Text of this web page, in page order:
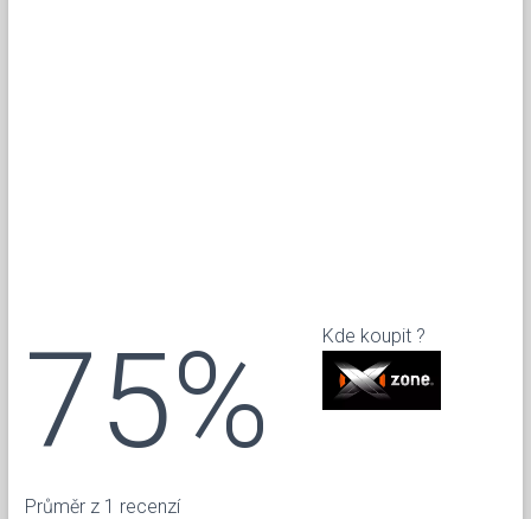
75%
Průměr z 1 recenzí
Kde koupit ?